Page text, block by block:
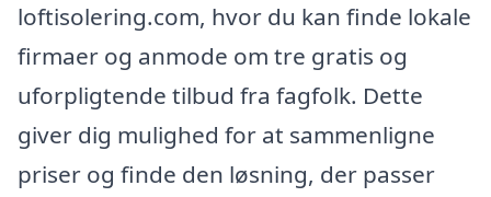
loftisolering.com, hvor du kan finde lokale
firmaer og anmode om tre gratis og
uforpligtende tilbud fra fagfolk. Dette
giver dig mulighed for at sammenligne
priser og finde den løsning, der passer